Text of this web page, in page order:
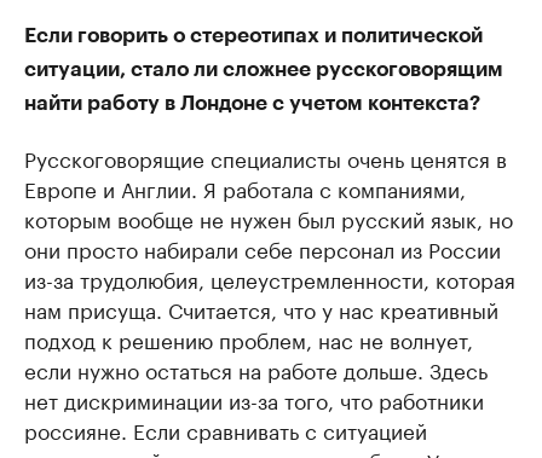
Если говорить о стереотипах и политической
ситуации, стало ли сложнее русскоговорящим
найти работу в Лондоне с учетом контекста?
Русскоговорящие специалисты очень ценятся в
Европе и Англии. Я работала с компаниями,
которым вообще не нужен был русский язык, но
они просто набирали себе персонал из России
из-за трудолюбия, целеустремленности, которая
нам присуща. Считается, что у нас креативный
подход к решению проблем, нас не волнует,
если нужно остаться на работе дольше. Здесь
нет дискриминации из-за того, что работники
россияне. Если сравнивать с ситуацией